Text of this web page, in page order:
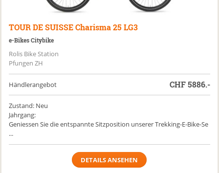
TOUR DE SUISSE Charisma 25 LG3
e-Bikes Citybike
Rolis Bike Station
Pfungen ZH
Händlerangebot CHF5886.-
Zustand: Neu
Jahrgang:
Geniessen Sie die entspannte Sitzposition unserer Trekking-E-Bike-Se
...
DETAILS ANSEHEN